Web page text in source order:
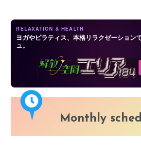
RELAXATION & HEALTH
ヨガやピラティス、本格リラクゼーション
ュ。
Monthly